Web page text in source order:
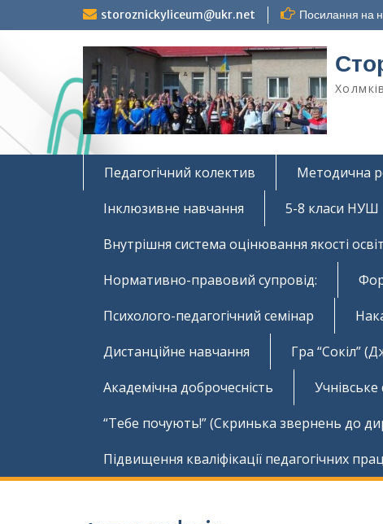
storoznickyliceum@ukr.net Посилання на
Педагогічний колектив Методична
Інклюзивне навчання
5-8 класи НУШ
Внутрішня система оцінювання якості
Нормативно-правовий супровід:
Психолого-педагогічний семінар
Дистанційне навчання
Гра “Сокіл”
Академічна доброчесність
“Тебе почують!” (Скринька звернень до
Підвищення кваліфікації педагогічних